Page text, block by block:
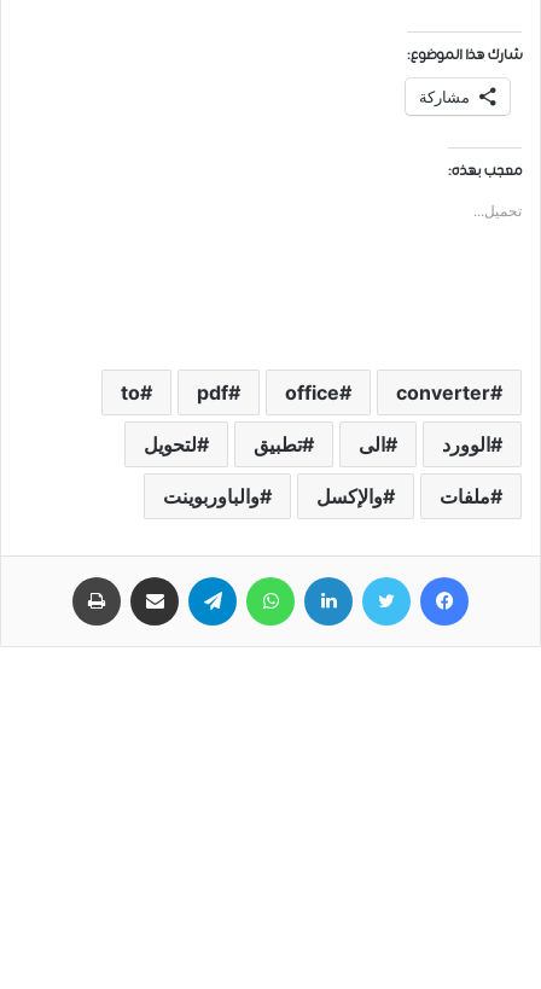
شارك هذا الموضوع:
مشاركة
معجب بهذه:
تحميل...
converter
office
pdf
to
ﺍﻟﻮﻭﺭﺩ الى تطبيق لتحويل
ملفات ﻭﺍلإﻛﺴﻞ ﻭﺍﻟﺒﺎﻭﺭﺑﻮﻳﻨﺖ
فيسبوك تويتر لينكدإن واتساب تيلقرام مشاركة عبر البريد